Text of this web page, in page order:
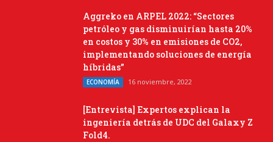
Aggreko en ARPEL 2022: “Sectores
petróleo y gas disminuirían hasta 20%
en costos y 30% en emisiones de CO2,
implementando soluciones de energía
híbridas”
ECONOMÍA 16 noviembre, 2022
[Entrevista] Expertos explican la
ingeniería detrás de UDC del Galaxy Z
Fold4.